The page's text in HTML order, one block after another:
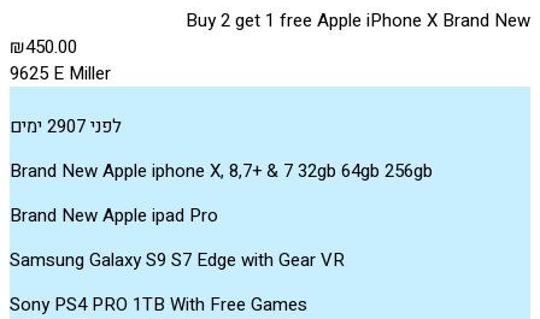
Buy 2 get 1 free Apple iPhone X Brand New
₪450.00
9625 E Miller
לפני 2907 ימים
Brand New Apple iphone X, 8,7+ & 7 32gb 64gb 256gb
Brand New Apple ipad Pro
Samsung Galaxy S9 S7 Edge with Gear VR
Sony PS4 PRO 1TB With Free Games